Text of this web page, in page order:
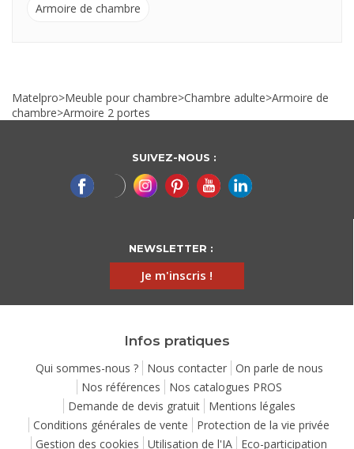
Armoire de chambre
Matelpro>Meuble pour chambre>Chambre adulte>Armoire de
chambre>Armoire 2 portes
SUIVEZ-NOUS :
NEWSLETTER :
Je m'inscris !
Infos pratiques
Qui sommes-nous ? Nous contacter
On parle de nous
Nos références
Nos catalogues PROS
Demande de devis gratuit
Mentions légales
Conditions générales de vente
Protection de la vie privée
Gestion des cookies
Utilisation de l'IA Eco-participation